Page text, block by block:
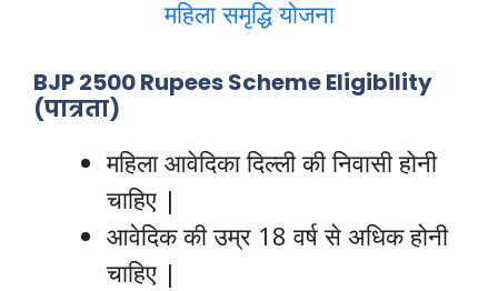
महिला समृद्धि योजना
BJP 2500 Rupees Scheme Eligibility
(पात्रता)
महिला आवेदिका दिल्ली की निवासी होनी
चाहिए |
आवेदिक की उम्र 18 वर्ष से अधिक होनी
चाहिए |